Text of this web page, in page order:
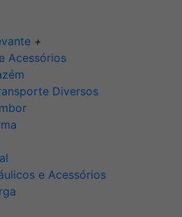
+
Acessórios
Diversos
e Acessórios